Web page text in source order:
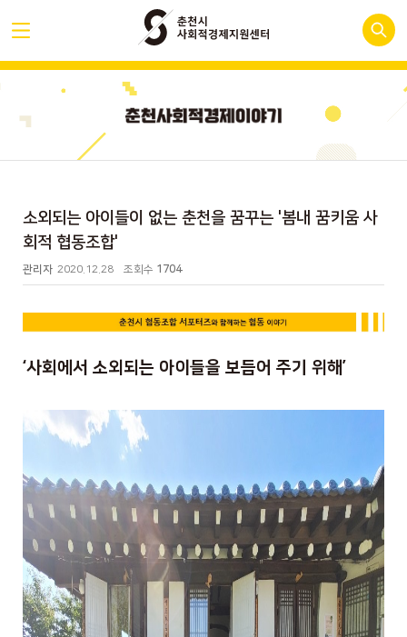
소외되는 아이들이 없는 춘천을 꿈꾸는 '봄내 꿈키움 사
회적 협동조합'
관리자 2020.12.28조회수 1704
‘사회에서 소외되는 아이들을 보듬어 주기 위해’